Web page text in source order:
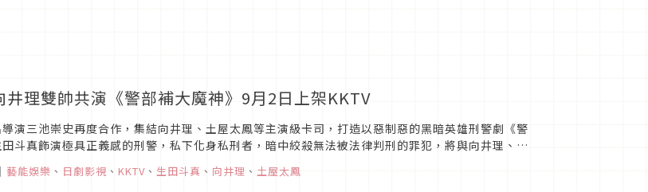
井理雙帥共演《警部補大魔神》9月2日上架KKTV
演三池崇史再度合作，集結向井理、土屋太鳳等主演級卡司，打造以惡制惡的黑暗英雄刑警劇《警
斗真飾演極具正義感的刑警，私下化身私刑者，暗中絞殺無法被法律判刑的罪犯，將與向井理、土
｜ 藝能娛樂 、 日劇影視 、 KKTV 、 生田斗真 、 向井理 、 土屋太鳳